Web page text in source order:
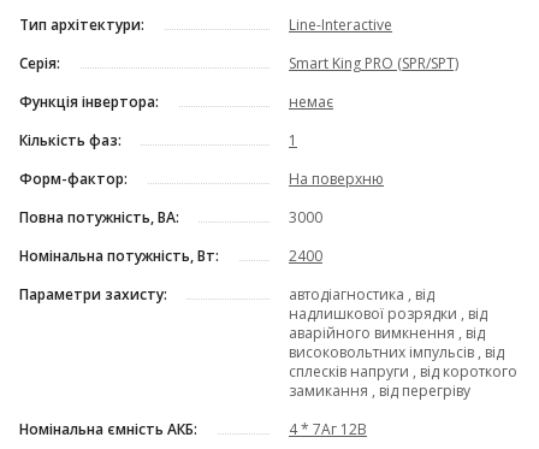
Тип архітектури:
Line-Interactive
Серія:
Smart King PRO (SPR/SPT)
Функція інвертора:
немає
Кількість фаз:
1
Форм-фактор:
На поверхню
Повна потужність, ВА:
3000
Номінальна потужність, Вт:
2400
Параметри захисту:
автодіагностика , від
надлишкової розрядки , від
аварійного вимкнення , від
високовольтних імпульсів , від
сплесків напруги , від короткого
замикання , від перегріву
Номінальна ємність АКБ:
4 * 7Аг 12В